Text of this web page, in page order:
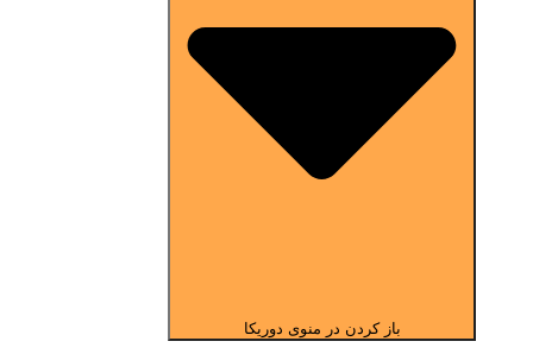
باز کردن در منوی دوریکا